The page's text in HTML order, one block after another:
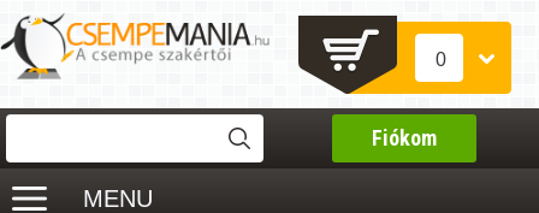
0
Fiókom
MENU